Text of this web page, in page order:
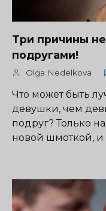
Три причины
подругами!
Olga Nedelkova
Что может быть
девушки, чем
подруг? Только
новой шмоткой, и